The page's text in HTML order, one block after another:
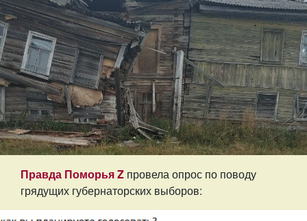
Правда Поморья Z провела опрос по поводу
грядущих губернаторских выборов: